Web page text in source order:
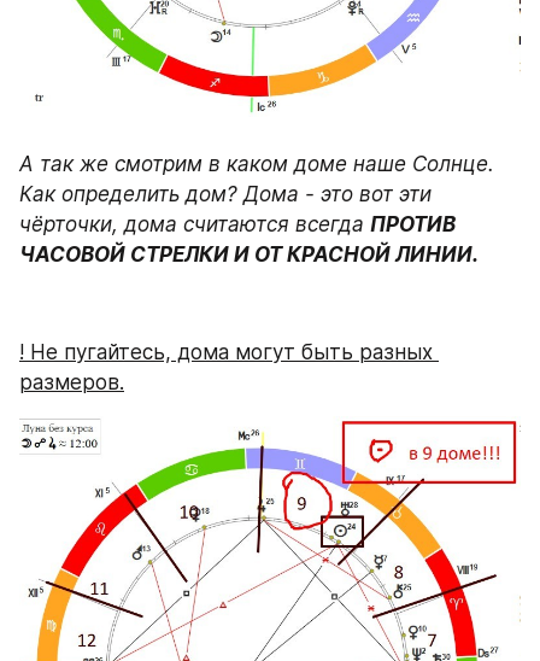
А так же смотрим в каком доме наше Солнце.
Как определить дом? Дома - это вот эти
чёрточки, дома считаются всегда ПРОТИВ
ЧАСОВОЙ СТРЕЛКИ И ОТ КРАСНОЙ ЛИНИИ.
! Не пугайтесь, дома могут быть разных
размеров.